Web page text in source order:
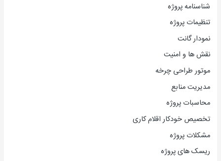
شناسنامه پروژه
تنظیمات پروژه
نمودار گانت
نقش ها و امنیت
موتور طراحی چرخه
مدیریت منابع
محاسبات پروژه
تخصیص خودکار اقلام کاری
مشکلات پروژه
ریسک های پروژه